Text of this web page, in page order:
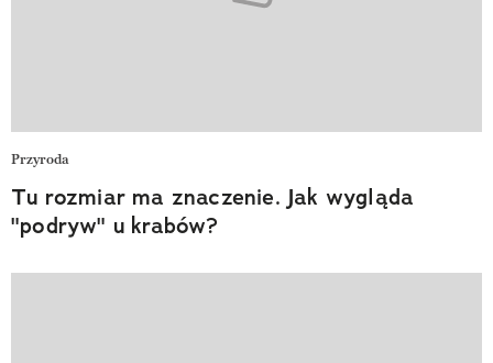
Przyroda
Tu rozmiar ma znaczenie. Jak wygląda
"podryw" u krabów?